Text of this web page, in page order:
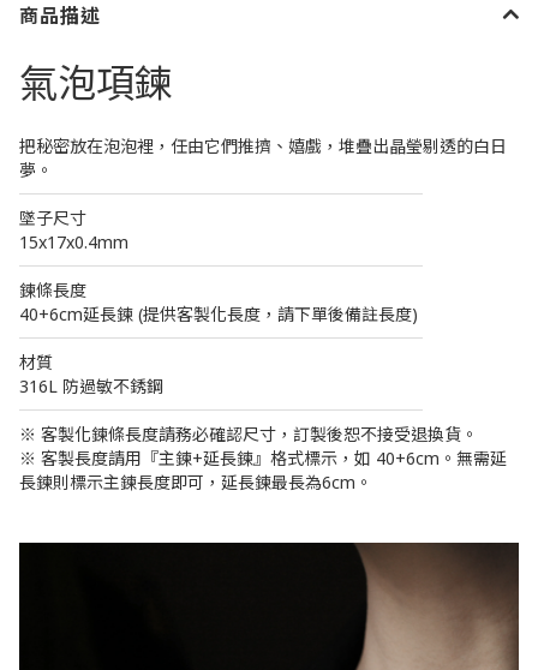
商品描述
氣泡項鍊
把秘密放在泡泡裡，任由它們推擠、嬉戲，堆疊出晶瑩剔透的白日
夢。
────────────────────────
墜子尺寸
15x17x0.4mm
────────────────────────
鍊條長度
40+6cm延長鍊 (提供客製化長度，請下單後備註長度)
────────────────────────
材質
316L 防過敏不銹鋼
────────────────────────
※ 客製化鍊條長度請務必確認尺寸，訂製後恕不接受退換貨。
※ 客製長度請用『主鍊+延長鍊』格式標示，如 40+6cm。無需延
長鍊則標示主鍊長度即可，延長鍊最長為6cm。